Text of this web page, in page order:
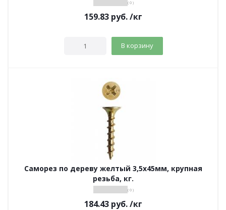
( 0 )
159.83 руб./кг
В корзину
Саморез по дереву желтый 3,5х45мм, крупная
резьба, кг.
( 0 )
184.43 руб./кг